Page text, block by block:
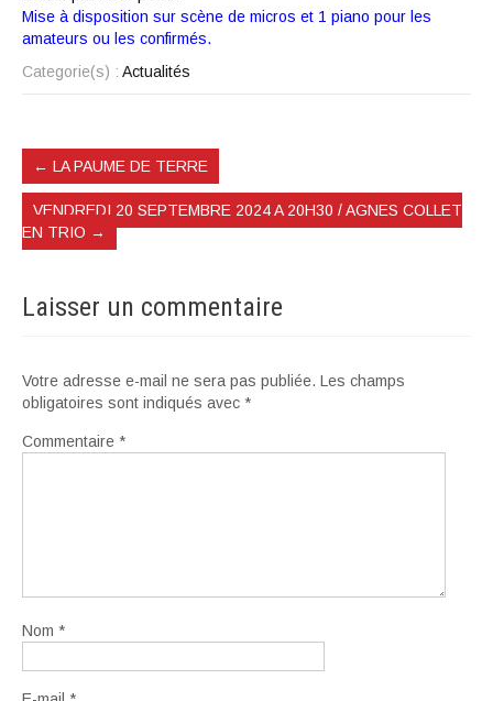
Mise à disposition sur scène de micros et 1 piano pour les
amateurs ou les confirmés.
Categorie(s) : Actualités
← LA PAUME DE TERRE
VENDREDI 20 SEPTEMBRE 2024 A 20H30 / AGNES COLLET
EN TRIO →
Laisser un commentaire
Votre adresse e-mail ne sera pas publiée. Les champs
obligatoires sont indiqués avec *
Commentaire *
Nom *